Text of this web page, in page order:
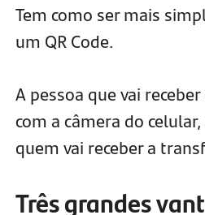
Tem como ser mais
um QR Code.
A pessoa que vai
com a câmera do
quem vai receber a
Três grandes